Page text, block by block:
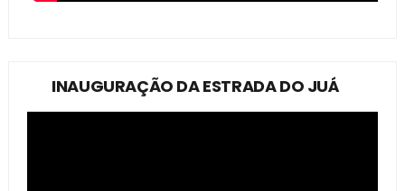
INAUGURAÇÃO DA ESTRADA DO JUÁ